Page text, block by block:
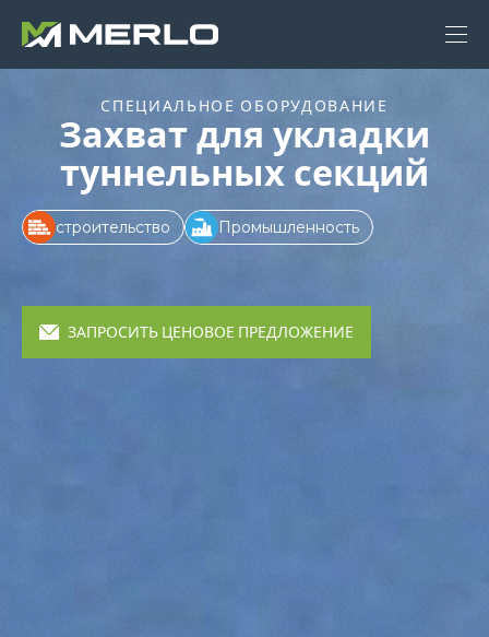
СПЕЦИАЛЬНОЕ ОБОРУДОВАНИЕ
Захват для укладки
туннельных секций
строительство Промышленность
ЗАПРОСИТЬ ЦЕНОВОЕ ПРЕДЛОЖЕНИЕ